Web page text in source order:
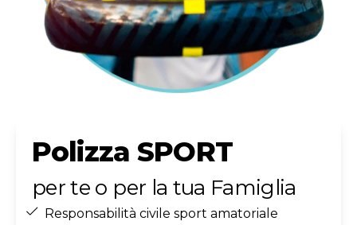
Polizza SPORT
per te o per la tua Famiglia
Responsabilità civile sport amatoriale